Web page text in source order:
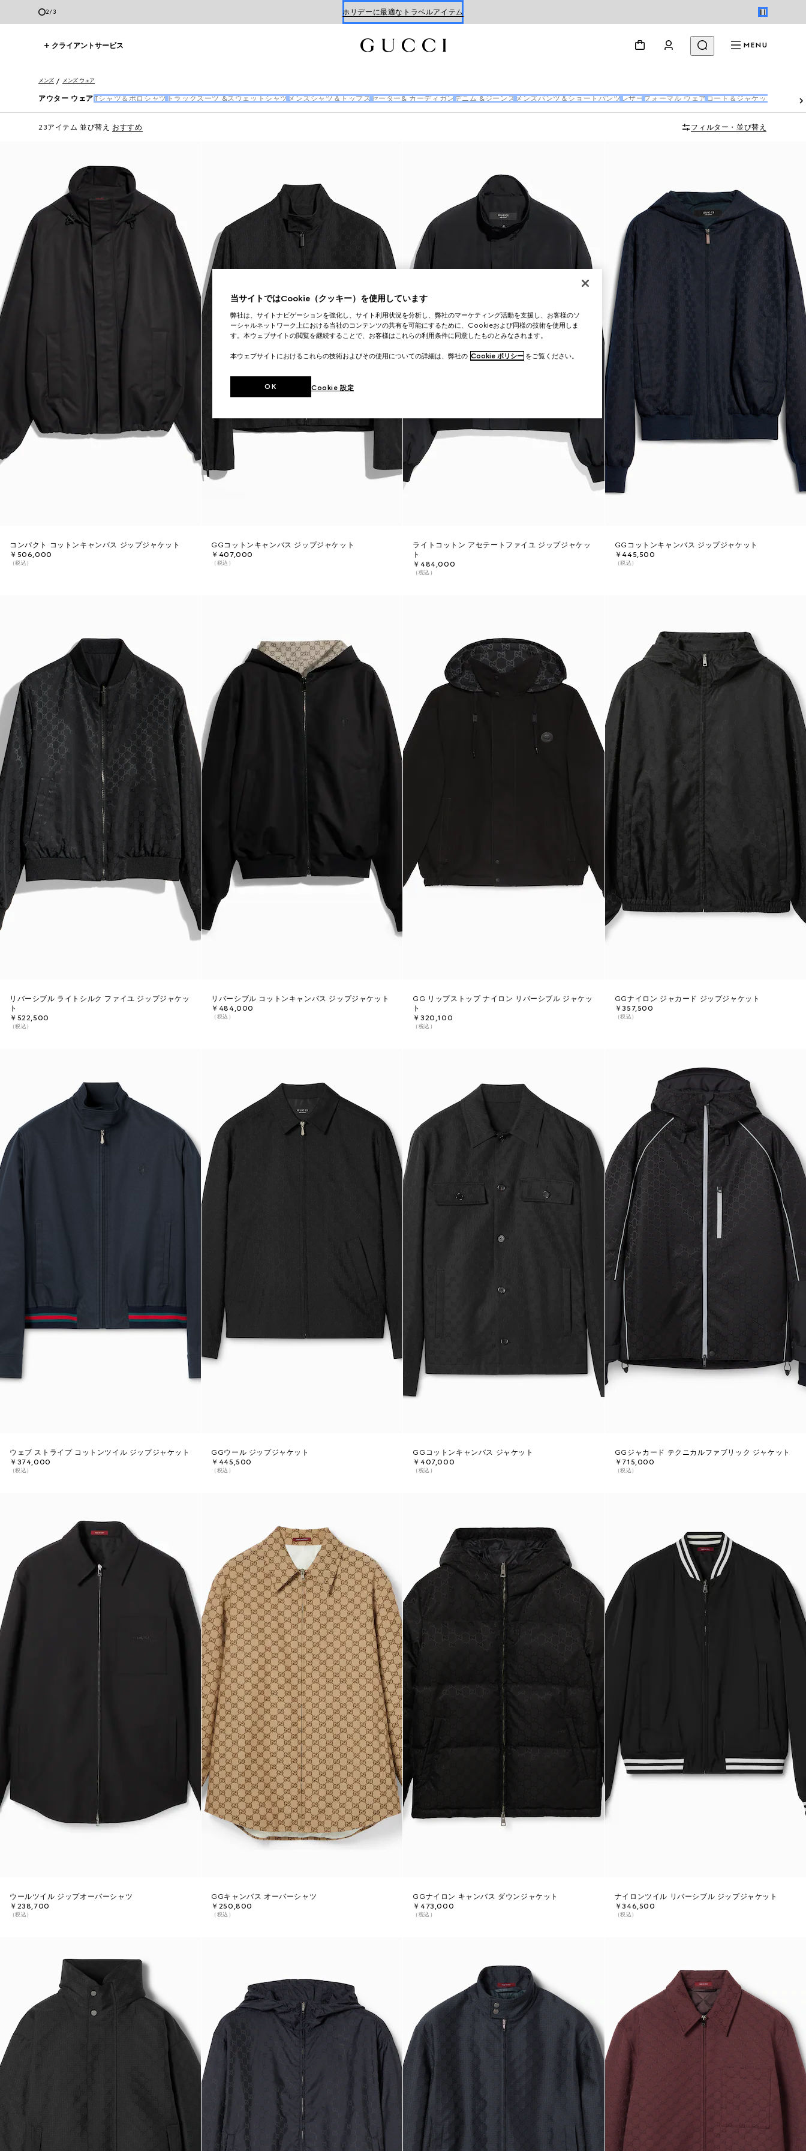
3/3 Gucci x 安藤七宝店
クライアントサービス
MENU
メンズ メンズ ウェア
アウター ウェア Tシャツ＆ポロシャツ トラックスーツ &スウェットシャツ メンズシャツ＆トップス セーター& カーディガン デニム &ジーンズ メンズパンツ＆ショートパンツ レザー フォーマル ウェア コート＆ジャケット
23アイテム 並び替え おすすめ フィルター・並び替え
コンパクト コットンキャンバス ジップジャケット
￥506,000
（税込）
GGコットンキャンバス ジップジャケット
￥407,000
（税込）
ライトコットン アセテートファイユ ジップジャケッ
ト
￥484,000
（税込）
GGコットンキャンバス ジップジャケット
￥445,500
（税込）
リバーシブル ライトシルク ファイユ ジップジャケッ
ト
￥522,500
（税込）
リバーシブル コットンキャンバス ジップジャケット
￥484,000
（税込）
GG リップストップ ナイロン リバーシブル ジャケッ
ト
￥320,100
（税込）
GGナイロン ジャカード ジップジャケット
￥357,500
（税込）
ウェブ ストライプ コットンツイル ジップジャケット
￥374,000
（税込）
GGウール ジップジャケット
￥445,500
（税込）
GGコットンキャンバス ジャケット
￥407,000
（税込）
GGジャカード テクニカルファブリック ジャケット
￥715,000
（税込）
ウールツイル ジップオーバーシャツ
￥238,700
（税込）
GGキャンバス オーバーシャツ
￥250,800
（税込）
GGナイロン キャンバス ダウンジャケット
￥473,000
（税込）
ナイロンツイル リバーシブル ジップジャケット
￥346,500
（税込）
当サイトではCookie（クッキー）を使用しています
弊社は、サイトナビゲーションを強化し、サイト利用状況を分析し、弊社のマーケティング活動を支援し、お客様のソ
ーシャルネットワーク上における当社のコンテンツの共有を可能にするために、Cookieおよび同様の技術を使用しま
す。本ウェブサイトの閲覧を継続することで、お客様はこれらの利用条件に同意したものとみなされます。
本ウェブサイトにおけるこれらの技術およびその使用についての詳細は、弊社の Cookie ポリシー をご覧ください。
Cookie 設定
OK